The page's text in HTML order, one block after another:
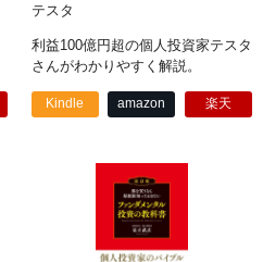
テスタ
利益100億円超の個人投資家テスタ
さんがわかりやすく解説。
Kindle amazon 楽天